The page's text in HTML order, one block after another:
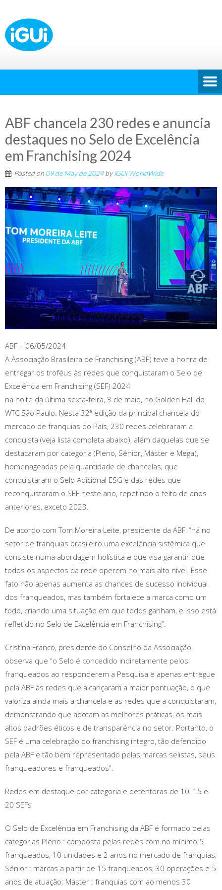
ABF chancela 230 redes e anuncia
destaques no Selo de Excelência
em Franchising 2024
Posted on 09 de May de 2024byiGUi WorldWide
ABF – 06/05/2024
A Associação Brasileira de Franchising (ABF) teve a honra de
entregar os troféus às redes que conquistaram o Selo de
Excelência em Franchising (SEF) 2024
na noite da última sexta-feira, 3 de maio, no Golden Hall do
WTC São Paulo. Nesta 32ª edição da principal chancela do
mercado de franquias do País, 230 redes celebraram a
conquista (veja lista completa abaixo), além daquelas que se
destacaram por categoria (Pleno, Sênior, Máster e Mega),
homenageadas pela quantidade de chancelas, que
conquistaram o Selo Adicional ESG e das redes que
reconquistaram o SEF neste ano, repetindo o feito de anos
anteriores, exceto 2023.
De acordo com Tom Moreira Leite, presidente da ABF, “há no
setor de franquias brasileiro uma excelência sistêmica que
consiste numa abordagem holística e que visa garantir que
todos os aspectos da rede operem no mais alto nível. Esse
fato não apenas aumenta as chances de sucesso individual
dos franqueados, mas também fortalece a marca como um
todo, criando uma situação em que todos ganham, e isso está
refletido no Selo de Excelência em Franchising”.
Cristina Franco, presidente do Conselho da Associação,
observa que “o Selo é concedido indiretamente pelos
franqueados ao responderem a Pesquisa e apenas entregue
pela ABF às redes que alcançaram a maior pontuação, o que
valoriza ainda mais a chancela e as redes que a conquistaram,
demonstrando que adotam as melhores práticas, os mais
altos padrões éticos e de transparência no setor. Portanto, o
SEF é uma celebração do franchising íntegro, tão defendido
pela ABF e tão bem representado pelas marcas selistas, seus
franqueadores e franqueados”.
Redes em destaque por categoria e detentoras de 10, 15 e
20 SEFs
O Selo de Excelência em Franchising da ABF é formado pelas
categorias Pleno : composta pelas redes com no mínimo 5
franqueados, 10 unidades e 2 anos no mercado de franquias;
Sênior : marcas a partir de 15 franqueados, 30 operações e 5
anos de atuação; Máster : franquias com ao menos 30